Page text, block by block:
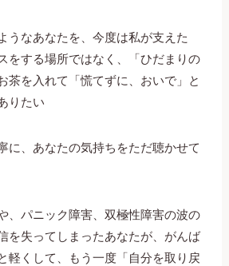
うなあなたを、今度は私が支えた
をする場所ではなく、「ひだまりの
茶を入れて「慌てずに、おいで」と
りたい
に、あなたの気持ちをただ聴かせて
、パニック障害、双極性障害の波の
を失ってしまったあなたが、がんば
軽くして、もう一度「自分を取り戻